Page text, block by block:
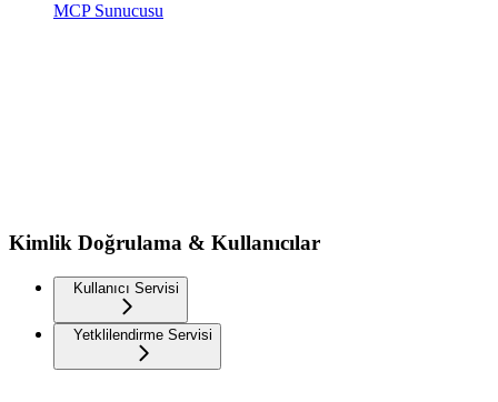
MCP Sunucusu
Kimlik Doğrulama & Kullanıcılar
Kullanıcı Servisi
Yetklilendirme Servisi